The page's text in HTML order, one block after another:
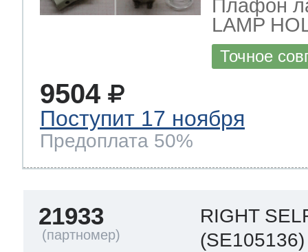
Плафон
LAMP
Точное
9504
Поступит 17 ноября
Предоплата 50%
21933
RIGHT
(SE105136)